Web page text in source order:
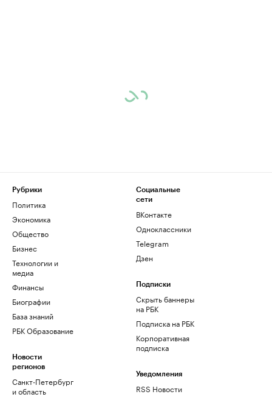
Рубрики
Политика
Экономика
Общество
Бизнес
Технологии и
медиа
Финансы
Биографии
База знаний
РБК Образование
Новости
регионов
Санкт-Петербург
и область
Социальные
сети
ВКонтакте
Одноклассники
Telegram
Дзен
Подписки
Скрыть баннеры
на РБК
Подписка на РБК
Корпоративная
подписка
Уведомления
RSS Новости